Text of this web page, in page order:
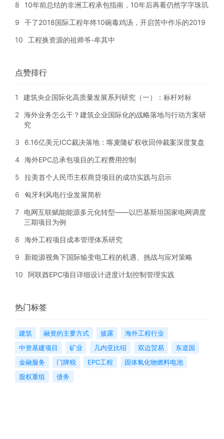
8 10年前总结的非洲工程承包指南，10年后再看仍然字字珠玑
9 干了2018国际工程年终10碗毒鸡汤，开启苦中作乐的2019
10 工程换资源的祖师爷-牟其中
点赞排行
1 建筑央企国际化高质量发展系列研究（一）：标杆对标
2 海外业务怎么干？建筑企业国际化的战略落地与行动方案研
究
3 6.16亿美元ICC裁决落地：喀麦隆矿权收回仲裁案深度复盘
4 海外EPC总承包项目的工程费用控制
5 拉美首个人民币主权商贷项目的成功实践与启示
6 匈牙利风电行业发展简析
7
电网互联赋能能源多元化转型——以巴基斯坦国家电网调度
三期项目为例
8 海外工程项目成本管理体系研究
9 新能源视角下国际输变电工程的机遇、挑战与应对策略
10 阿联酋EPC项目详细设计进度计划控制管理实践
热门标签
建筑 融资的主要方式 披露
海外工程行业
中资基建项目
矿业 几内亚比绍 双边贸易
东道国
金融服务
门牌税 EPC工程
固体氧化物燃料电池
股权重组
债务